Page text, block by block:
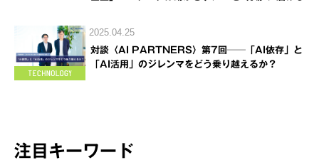
2025.04.25
対談〈AI PARTNERS〉第7回──「AI依存」と
「AI活用」のジレンマをどう乗り越えるか？
注目キーワード